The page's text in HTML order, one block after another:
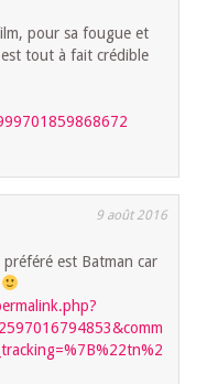
pour sa fougue et
est tout à fait crédible
9 août 2016
est Batman car